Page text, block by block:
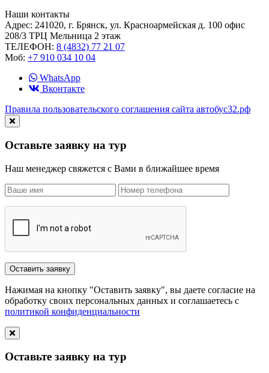
Наши контакты
Адрес: 241020, г. Брянск, ул. Красноармейская д. 100 офис
208/3 ТРЦ Мельница 2 этаж
ТЕЛЕФОН: 8 (4832) 77 21 07
Моб: +7 910 034 10 04
WhatsApp
Вконтакте
Правила пользовательского соглашения сайта автобус32.рф
Оставьте заявку на тур
Наш менеджер свяжется с Вами в ближайшее время
Нажимая на кнопку "Оставить заявку", вы даете согласие на
обработку своих персональных данных и соглашаетесь с
политикой конфиденциальности
Оставьте заявку на тур